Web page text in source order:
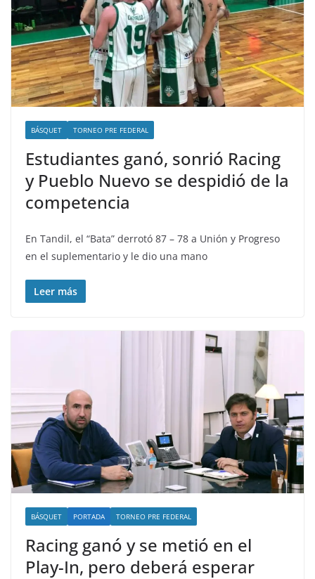
BÁSQUET TORNEO PRE FEDERAL
Estudiantes ganó, sonrió Racing
y Pueblo Nuevo se despidió de la
competencia
En Tandil, el “Bata” derrotó 87 – 78 a Unión y Progreso
en el suplementario y le dio una mano
Leer más
BÁSQUET PORTADA TORNEO PRE FEDERAL
Racing ganó y se metió en el
Play-In, pero deberá esperar